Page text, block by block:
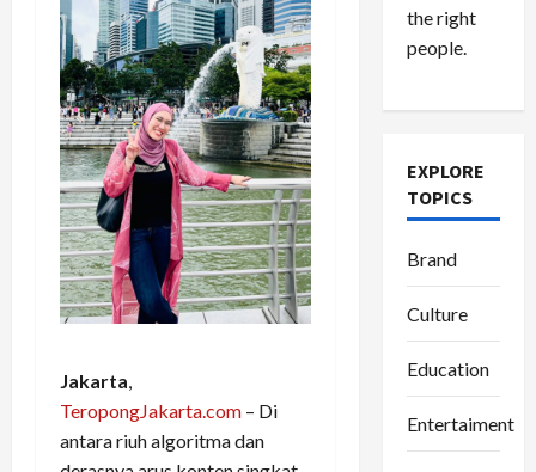
Jakarta
TeropongJakarta.com – Di
antara riuh algoritma dan
the right
people.
EXPLORE
TOPICS
Brand
Culture
Education
Entertaiment